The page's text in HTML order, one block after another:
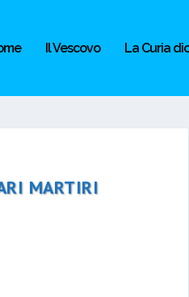
Il Vescovo La Curia
MARTIRI